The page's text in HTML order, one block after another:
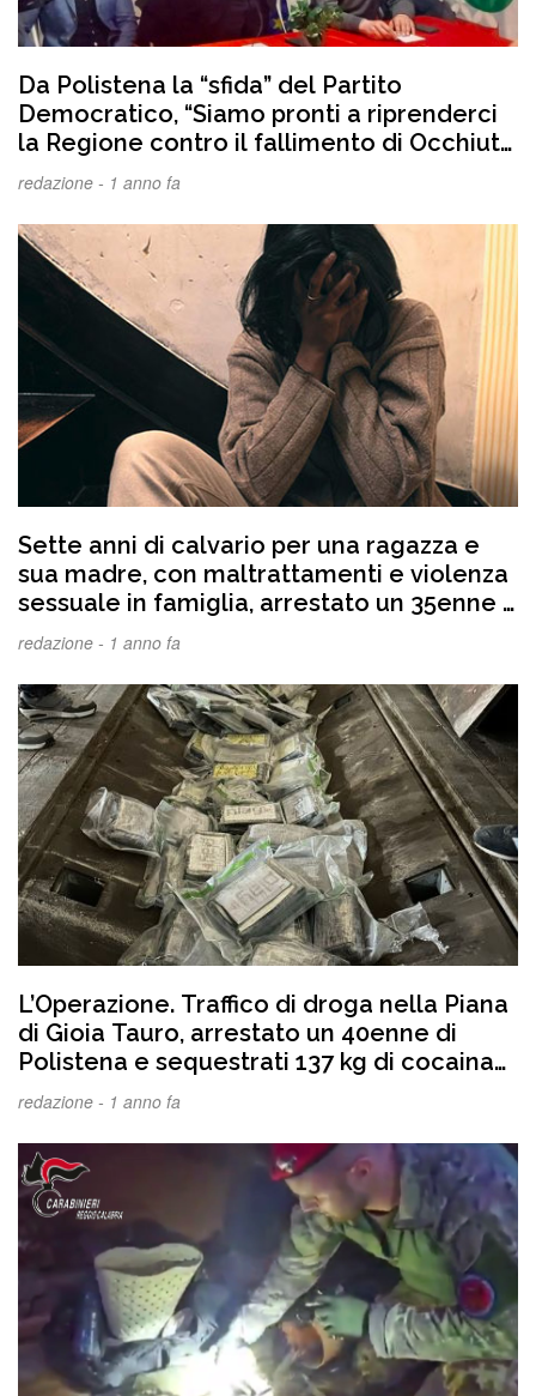
Da Polistena la “sfida” del Partito
Democratico, “Siamo pronti a riprenderci
la Regione contro il fallimento di Occhiuto
che sta trascinando nel baratro la
redazione - 1 anno fa
Sette anni di calvario per una ragazza e
sua madre, con maltrattamenti e violenza
sessuale in famiglia, arrestato un 35enne a
Polistena
redazione - 1 anno fa
L’Operazione. Traffico di droga nella Piana
di Gioia Tauro, arrestato un 40enne di
Polistena e sequestrati 137 kg di cocaina
purissima
redazione - 1 anno fa